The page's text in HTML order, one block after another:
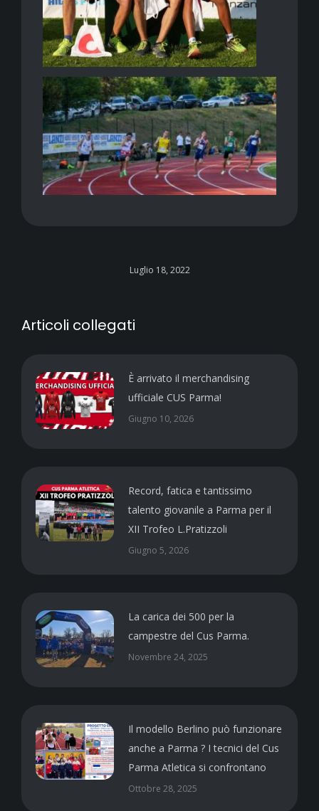
Luglio 18, 2022
Articoli collegati
È arrivato il merchandising
ufficiale CUS Parma!
Giugno 10, 2026
Record, fatica e tantissimo
talento giovanile a Parma per il
XII Trofeo L.Pratizzoli
Giugno 5, 2026
La carica dei 500 per la
campestre del Cus Parma.
Novembre 24, 2025
Il modello Berlino può funzionare
anche a Parma ? I tecnici del Cus
Parma Atletica si confrontano
Ottobre 28, 2025